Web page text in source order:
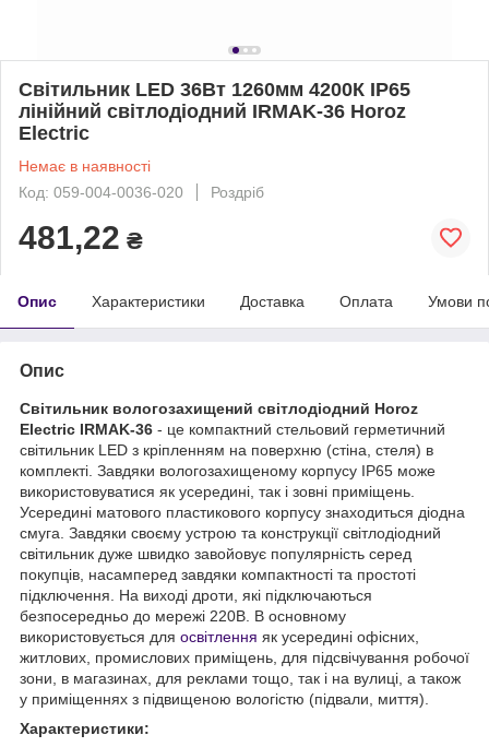
Світильник LED 36Вт 1260мм 4200К IP65
лінійний світлодіодний IRMAK-36 Horoz
Electric
Немає в наявності
Код: 059-004-0036-020
Роздріб
481,22 ₴
Опис Характеристики Доставка Оплата Умови
Опис
Світильник вологозахищений світлодіодний Horoz
Electric IRMAK-36 - це компактний стельовий герметичний
світильник LED з кріпленням на поверхню (стіна, стеля) в
комплекті. Завдяки вологозахищеному корпусу IP65 може
використовуватися як усередині, так і зовні приміщень.
Усередині матового пластикового корпусу знаходиться діодна
смуга. Завдяки своєму устрою та конструкції світлодіодний
світильник дуже швидко завойовує популярність серед
покупців, насамперед завдяки компактності та простоті
підключення. На виході дроти, які підключаються
безпосередньо до мережі 220В. В основному
використовується для освітлення як усередині офісних,
житлових, промислових приміщень, для підсвічування робочої
зони, в магазинах, для реклами тощо, так і на вулиці, а також
у приміщеннях з підвищеною вологістю (підвали, миття).
Характеристики: